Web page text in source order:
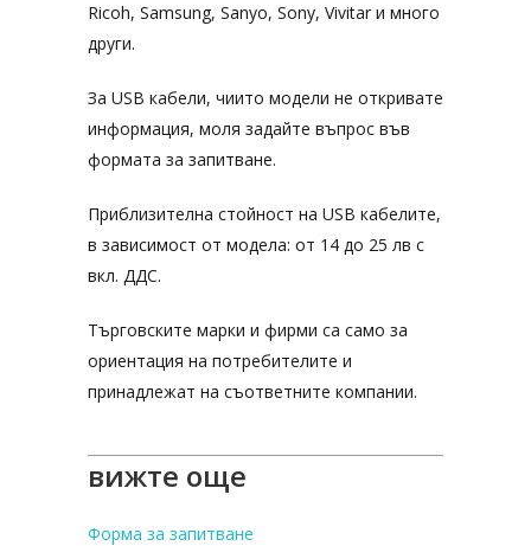
Ricoh, Samsung, Sanyo, Sony, Vivitar и много
други.
За USB кабели, чиито модели не откривате
информация, моля задайте въпрос във
формата за запитване.
Приблизителна стойност на USB кабелите,
в зависимост от модела: от 14 до 25 лв с
вкл. ДДС.
Търговските марки и фирми са само за
ориентация на потребителите и
принадлежат на съответните компании.
вижте още
Форма за запитване